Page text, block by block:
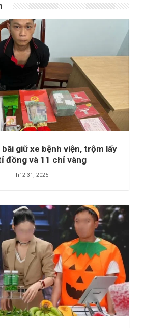
giữ xe bệnh viện, trộm lấy
đồng và 11 chỉ vàng
Th12 31, 2025